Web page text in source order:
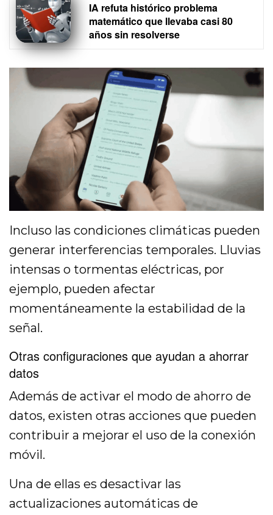
IA refuta histórico problema
matemático que llevaba casi 80
años sin resolverse
Incluso las condiciones climáticas pueden
generar interferencias temporales. Lluvias
intensas o tormentas eléctricas, por
ejemplo, pueden afectar
momentáneamente la estabilidad de la
señal.
Otras configuraciones que ayudan a ahorrar
datos
Además de activar el modo de ahorro de
datos, existen otras acciones que pueden
contribuir a mejorar el uso de la conexión
móvil.
Una de ellas es desactivar las
actualizaciones automáticas de